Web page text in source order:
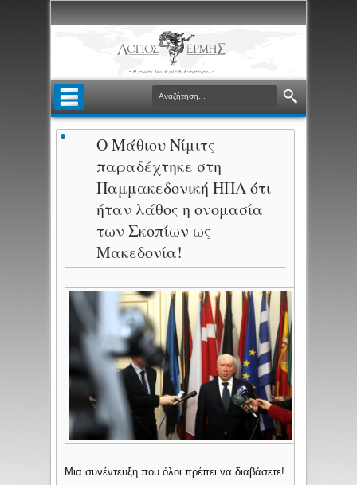
Ο Μάθιου Νίμιτς
παραδέχτηκε στη
Παμμακεδονική ΗΠΑ ότι
ήταν λάθος η ονομασία
των Σκοπίων ως
Μακεδονία!
Μια συνέντευξη που όλοι πρέπει να διαβάσετε!